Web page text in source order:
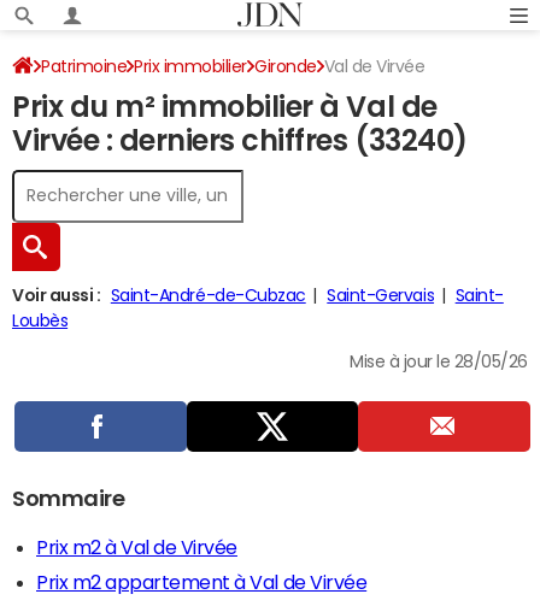
Patrimoine Prix immobilier Gironde Val de Virvée
Prix du m² immobilier à Val de
Virvée : derniers chiffres (33240)
Voir aussi : Saint-André-de-Cubzac Saint-Gervais
Saint-
Loubès
Mise à jour le 28/05/26
Sommaire
Prix m2 à Val de Virvée
Prix m2 appartement à Val de Virvée